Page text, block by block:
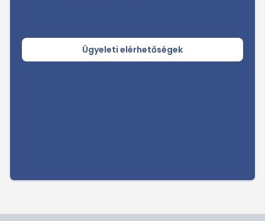
Ügyeleti elérhetőségek